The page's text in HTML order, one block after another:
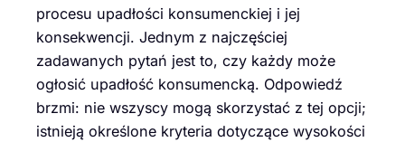
procesu upadłości konsumenckiej i jej
konsekwencji. Jednym z najczęściej
zadawanych pytań jest to, czy każdy może
ogłosić upadłość konsumencką. Odpowiedź
brzmi: nie wszyscy mogą skorzystać z tej opcji;
istnieją określone kryteria dotyczące wysokości